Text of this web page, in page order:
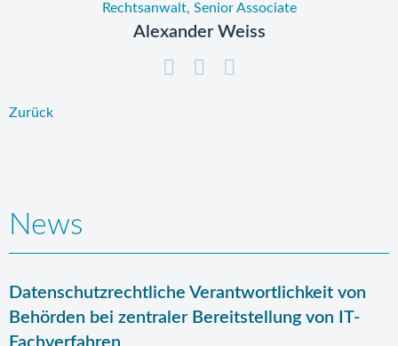
Rechtsanwalt, Senior Associate
Alexander Weiss
Zurück
News
Datenschutzrechtliche Verantwortlichkeit von
Behörden bei zentraler Bereitstellung von IT-
Fachverfahren